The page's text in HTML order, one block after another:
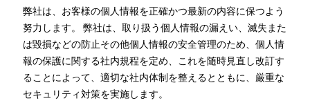
弊社は、お客様の個人情報を正確かつ最新の内容に保つよう
努力します。 弊社は、取り扱う個人情報の漏えい、滅失また
は毀損などの防止その他個人情報の安全管理のため、個人情
報の保護に関する社内規程を定め、これを随時見直し改訂す
ることによって、適切な社内体制を整えるとともに、厳重な
セキュリティ対策を実施します。